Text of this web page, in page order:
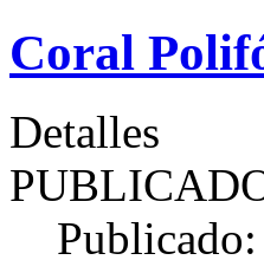
Coral
Detalles